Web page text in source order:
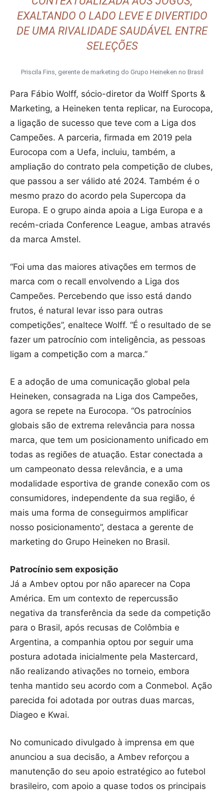
EXALTANDO O LADO LEVE E DIVERTIDO
DE UMA RIVALIDADE SAUDÁVEL ENTRE
SELEÇÕES
Priscila Fins, gerente de marketing do Grupo Heineken no Brasil
Para Fábio Wolff, sócio-diretor da Wolff Sports &
Marketing, a Heineken tenta replicar, na Eurocopa,
a ligação de sucesso que teve com a Liga dos
Campeões. A parceria, firmada em 2019 pela
Eurocopa com a Uefa, incluiu, também, a
ampliação do contrato pela competição de clubes,
que passou a ser válido até 2024. Também é o
mesmo prazo do acordo pela Supercopa da
Europa. E o grupo ainda apoia a Liga Europa e a
recém-criada Conference League, ambas através
da marca Amstel.
“Foi uma das maiores ativações em termos de
marca com o recall envolvendo a Liga dos
Campeões. Percebendo que isso está dando
frutos, é natural levar isso para outras
competições”, enaltece Wolff. “É o resultado de se
fazer um patrocínio com inteligência, as pessoas
ligam a competição com a marca.”
E a adoção de uma comunicação global pela
Heineken, consagrada na Liga dos Campeões,
agora se repete na Eurocopa. “Os patrocínios
globais são de extrema relevância para nossa
marca, que tem um posicionamento unificado em
todas as regiões de atuação. Estar conectada a
um campeonato dessa relevância, e a uma
modalidade esportiva de grande conexão com os
consumidores, independente da sua região, é
mais uma forma de conseguirmos amplificar
nosso posicionamento”, destaca a gerente de
marketing do Grupo Heineken no Brasil.
Patrocínio sem exposição
Já a Ambev optou por não aparecer na Copa
América. Em um contexto de repercussão
negativa da transferência da sede da competição
para o Brasil, após recusas de Colômbia e
Argentina, a companhia optou por seguir uma
postura adotada inicialmente pela Mastercard,
não realizando ativações no torneio, embora
tenha mantido seu acordo com a Conmebol. Ação
parecida foi adotada por outras duas marcas,
Diageo e Kwai.
No comunicado divulgado à imprensa em que
anunciou a sua decisão, a Ambev reforçou a
manutenção do seu apoio estratégico ao futebol
brasileiro, com apoio a quase todos os principais